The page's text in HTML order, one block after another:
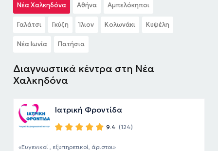
Νέα Χαλκηδόνα Αθήνα Αμπελόκηποι
Γαλάτσι Γκύζη Ίλιον Κολωνάκι Κυψέλη
Νέα Ιωνία Πατήσια
Διαγνωστικά κέντρα στη Νέα
Χαλκηδόνα
Ιατρική Φροντίδα
9.4 (124)
Ευγενικοί , εξυπηρετικοί, άριστοι